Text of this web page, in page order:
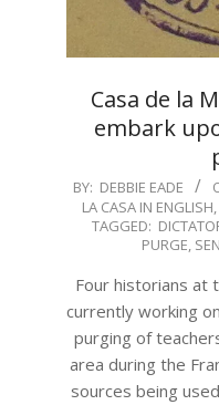
Casa de la
embark
2024-
04-
BY: DEBBIE EADE
LA CASA IN ENGLISH,
TAGGED:
PURGE,
Four historians at
currently working
purging of
area during the
sources being